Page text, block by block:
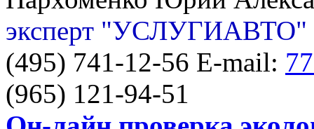
эксперт "УСЛУГИАВТО"
(495) 741-12-56 E-mail:
(965) 121-94-51